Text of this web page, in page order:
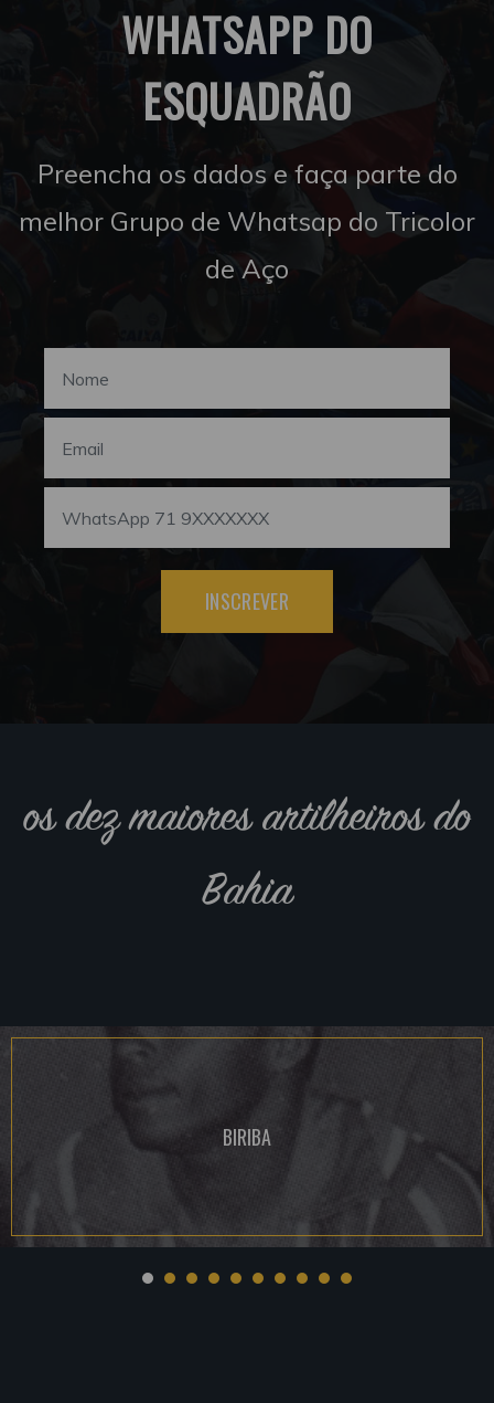
WHATSAPP DO
ESQUADRÃO
Preencha os dados e faça parte do
melhor Grupo de Whatsap do Tricolor
de Aço
INSCREVER
os dez maiores artilheiros do
Bahia
BIRIBA